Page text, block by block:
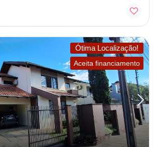
Ótima Localização!
Aceita financiamento